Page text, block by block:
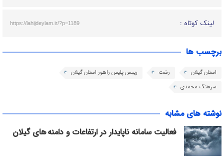
لینک کوتاه : https://lahijdeylam.ir/?p=1189
برچسب ها
استان گیلان رشت
رییس پلیس راهور استان گیلان
سرهنگ محمدی
نوشته های مشابه
فعالیت سامانه ناپایدار در ارتفاعات و دامنه های گیلان